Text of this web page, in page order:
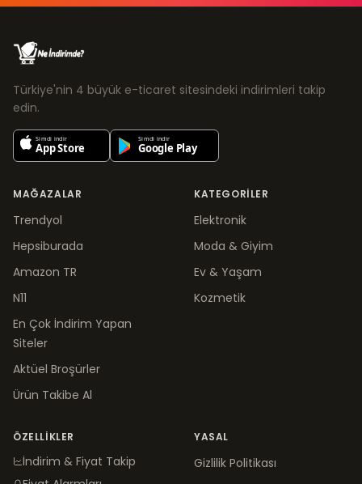
Türkiye'nin 4 büyük e-ticaret sitesindeki indirimleri takip
edin.
MAĞAZALAR
Trendyol
Hepsiburada
Amazon TR
N11
En Çok İndirim Yapan
Siteler
Aktüel Broşürler
Ürün Takibe Al
KATEGORILER
Elektronik
Moda & Giyim
Ev & Yaşam
Kozmetik
ÖZELLIKLER
İndirim & Fiyat Takip
YASAL
Gizlilik Politikası